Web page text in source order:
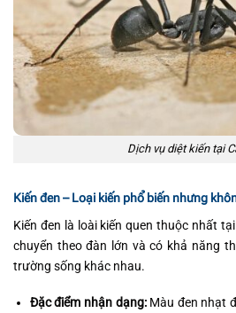
Dịch vụ diệt kiến tại
Kiến đen – Loại kiến phổ biến nhưng
Kiến đen là loài kiến quen thuộc nhất
chuyển theo đàn lớn và có khả năng
trường sống khác nhau.
Đặc điểm nhận dạng: Màu đen nhạt